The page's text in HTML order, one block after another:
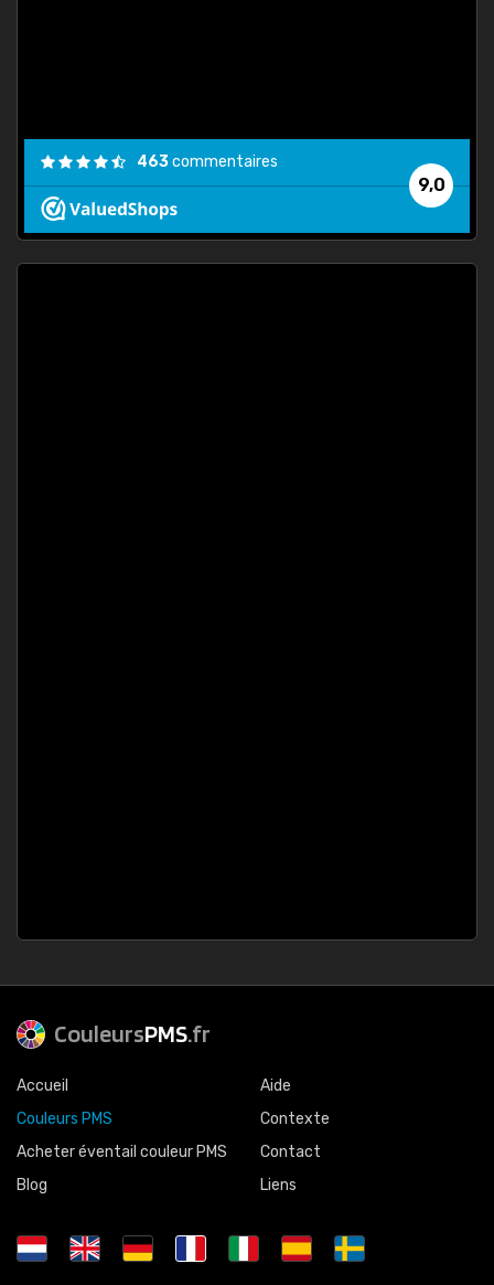
9,0
463commentaires
CouleursPMS.fr
Accueil
Couleurs PMS
Acheter éventail couleur PMS
Blog
Aide
Contexte
Contact
Liens